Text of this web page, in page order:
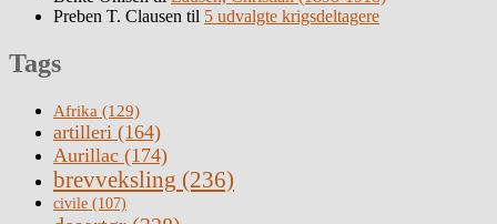
Preben T. Clausen til 5 udvalgte krigsdeltagere
Tags
Afrika (129)
artilleri (164)
Aurillac (174)
brevveksling (236)
civile (107)